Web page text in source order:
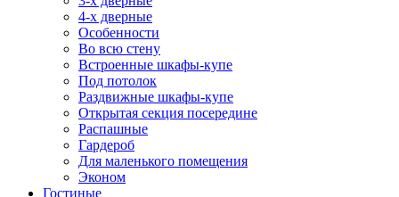
4-х дверные
Особенности
Во всю стену
Встроенные шкафы-купе
Под потолок
Раздвижные шкафы-купе
Открытая секция посередине
Распашные
Гардероб
Для маленького помещения
Эконом
Гостиные